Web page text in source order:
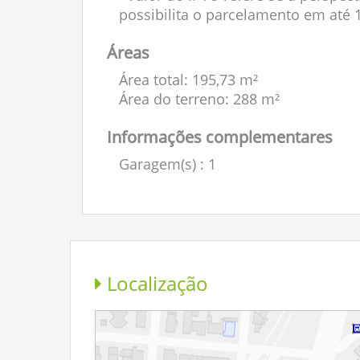
possibilita o parcelamento em até
Áreas
Área total: 195,73 m²
Área do terreno: 288 m²
Informações complementares
Garagem(s) : 1
Localização